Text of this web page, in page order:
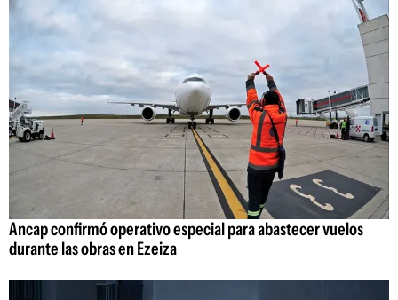
Ancap confirmó operativo especial para abastecer vuelos
durante las obras en Ezeiza